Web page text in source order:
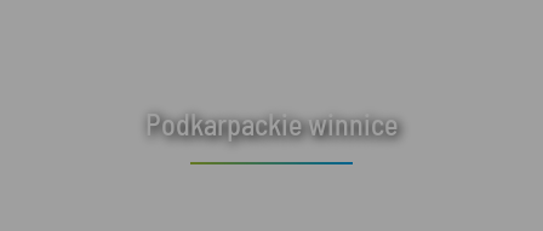
Podkarpackie winnice